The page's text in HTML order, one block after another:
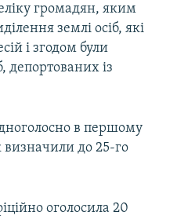
громадян, яким
землі осіб, які
і згодом були
депортованих із
в першому
визначили до 25-го
оголосила 20